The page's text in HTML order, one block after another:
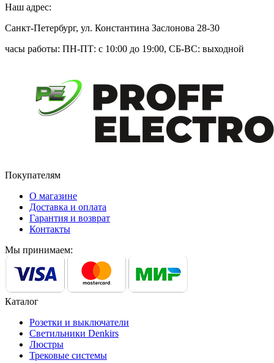
Наш адрес:
Санкт-Петербург, ул. Константина Заслонова 28-30
часы работы: ПН-ПТ: c 10:00 до 19:00, СБ-ВС: выходной
Покупателям
О магазине
Доставка и оплата
Гарантия и возврат
Контакты
Мы принимаем:
Каталог
Розетки и выключатели
Светильники Denkirs
Люстры
Трековые системы